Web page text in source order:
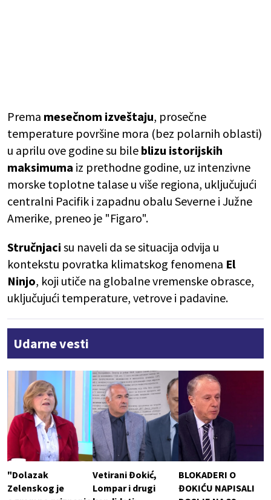
Prema mesečnom izveštaju, prosečne
temperature površine mora (bez polarnih oblasti)
u aprilu ove godine su bile blizu istorijskih
maksimuma iz prethodne godine, uz intenzivne
morske toplotne talase u više regiona, uključujući
centralni Pacifik i zapadnu obalu Severne i Južne
Amerike, preneo je "Figaro".
Stručnjaci su naveli da se situacija odvija u
kontekstu povratka klimatskog fenomena El
Ninjo, koji utiče na globalne vremenske obrasce,
uključujući temperature, vetrove i padavine.
Udarne vesti
"Dolazak
Zelenskog je
Vetirani Đokić,
Lompar i drugi
BLOKADERI O
ĐOKIĆU NAPISALI